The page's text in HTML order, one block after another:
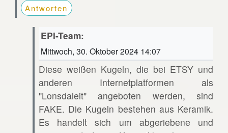
Antworten
EPI-Team:
Mittwoch, 30. Oktober 2024 14:07
Diese weißen Kugeln, die bei ETSY und
anderen Internetplatformen als
"Lonsdaleit" angeboten werden, sind
FAKE. Die Kugeln bestehen aus Keramik.
Es handelt sich um abgeriebene und